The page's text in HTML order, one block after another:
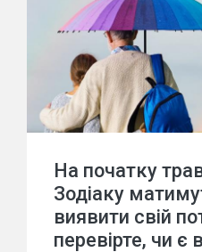
На початку
Зодіаку
виявити свій
перевірте, чи є